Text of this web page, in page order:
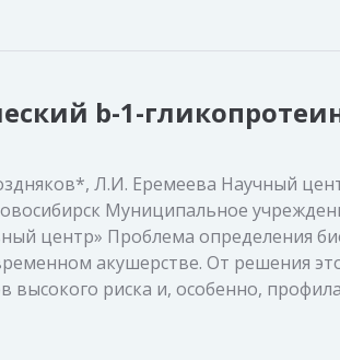
b-1-
Л.И. Еремеева Научный
Муниципальное
центр» Проблема определения
акушерстве. От решения
высокого риска и, особенно,